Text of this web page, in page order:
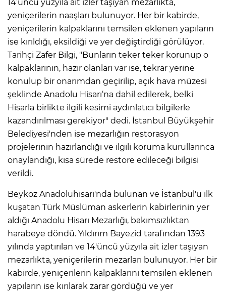
14’üncü yüzyıla ait izler taşıyan mezarlıkta,
yeniçerilerin naaşları bulunuyor. Her bir kabirde,
yeniçerilerin kalpaklarını temsilen eklenen yapıların
ise kırıldığı, eksildiği ve yer değiştirdiği görülüyor.
Tarihçi Zafer Bilgi, "Bunların teker teker korunup o
kalpaklarının, hazır olanları var ise, tekrar yerine
konulup bir onarımdan geçirilip, açık hava müzesi
şeklinde Anadolu Hisarı‘na dahil edilerek, belki
Hisarla birlikte ilgili kesimi aydınlatıcı bilgilerle
kazandırılması gerekiyor" dedi. İstanbul Büyükşehir
Belediyesi'nden ise mezarlığın restorasyon
projelerinin hazırlandığı ve ilgili koruma kurullarınca
onaylandığı, kısa sürede restore edileceği bilgisi
verildi.
Beykoz Anadoluhisarı'nda bulunan ve İstanbul'u ilk
kuşatan Türk Müslüman askerlerin kabirlerinin yer
aldığı Anadolu Hisarı Mezarlığı, bakımsızlıktan
harabeye döndü. Yıldırım Bayezid tarafından 1393
yılında yaptırılan ve 14'üncü yüzyıla ait izler taşıyan
mezarlıkta, yeniçerilerin mezarları bulunuyor. Her bir
kabirde, yeniçerilerin kalpaklarını temsilen eklenen
yapıların ise kırılarak zarar gördüğü ve yer